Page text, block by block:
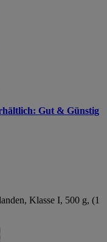
Gut & Günstig
Klasse I, 500 g, (1